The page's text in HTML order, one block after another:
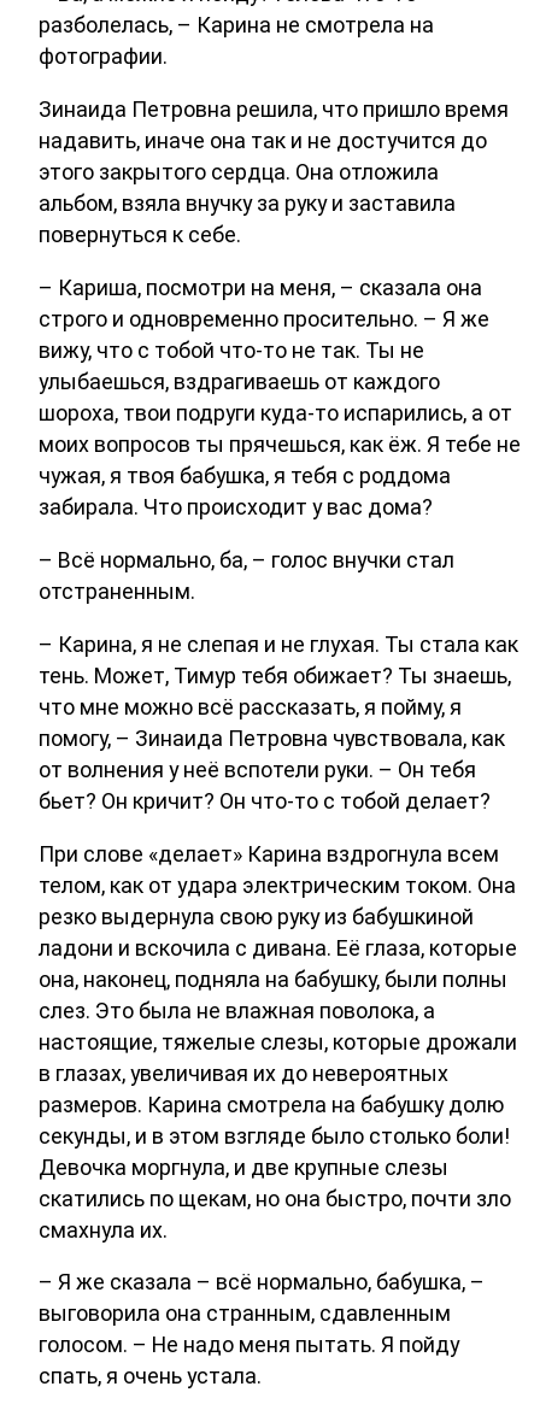
разболелась, – Карина не смотрела на
фотографии.
Зинаида Петровна решила, что пришло время
надавить, иначе она так и не достучится до
этого закрытого сердца. Она отложила
альбом, взяла внучку за руку и заставила
повернуться к себе.
– Кариша, посмотри на меня, – сказала она
строго и одновременно просительно. – Я же
вижу, что с тобой что-то не так. Ты не
улыбаешься, вздрагиваешь от каждого
шороха, твои подруги куда-то испарились, а от
моих вопросов ты прячешься, как ёж. Я тебе не
чужая, я твоя бабушка, я тебя с роддома
забирала. Что происходит у вас дома?
– Всё нормально, ба, – голос внучки стал
отстраненным.
– Карина, я не слепая и не глухая. Ты стала как
тень. Может, Тимур тебя обижает? Ты знаешь,
что мне можно всё рассказать, я пойму, я
помогу, – Зинаида Петровна чувствовала, как
от волнения у неё вспотели руки. – Он тебя
бьет? Он кричит? Он что-то с тобой делает?
При слове «делает» Карина вздрогнула всем
телом, как от удара электрическим током. Она
резко выдернула свою руку из бабушкиной
ладони и вскочила с дивана. Её глаза, которые
она, наконец, подняла на бабушку, были полны
слез. Это была не влажная поволока, а
настоящие, тяжелые слезы, которые дрожали
в глазах, увеличивая их до невероятных
размеров. Карина смотрела на бабушку долю
секунды, и в этом взгляде было столько боли!
Девочка моргнула, и две крупные слезы
скатились по щекам, но она быстро, почти зло
смахнула их.
– Я же сказала – всё нормально, бабушка, –
выговорила она странным, сдавленным
голосом. – Не надо меня пытать. Я пойду
спать, я очень устала.